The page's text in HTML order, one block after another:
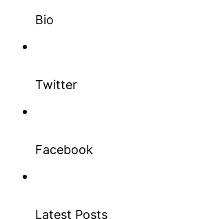
Bio
Twitter
Facebook
Latest Posts